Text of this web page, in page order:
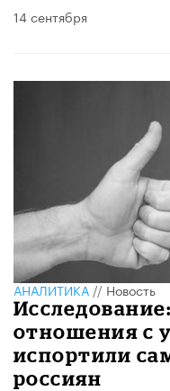
14 сентября
АНАЛИТИКА//Новость
отношения с
испортили
россиян